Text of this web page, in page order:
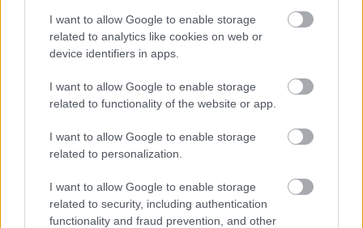
I want to allow Google to enable storage
related to analytics like cookies on web or
device identifiers in apps.
I want to allow Google to enable storage
related to functionality of the website or app.
I want to allow Google to enable storage
related to personalization.
I want to allow Google to enable storage
related to security, including authentication
functionality and fraud prevention, and other
integrovanému informačnému systému je možné zadávať
objednávky prostredníctvom internetu. Automatické
plánovanie výroby i špedícia tiež významne prispievajú k
úspore kancelárskeho papiera. Okrem toho sa vo
FerreroLegno používa výlučne papier s certifikátom FSC.
dvere.eu, s. r. o.
Ružová dolina 21/C, 821 08 Bratislava